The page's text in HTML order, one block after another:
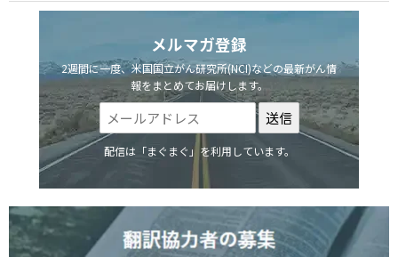
メルマガ登録
2週間に一度、米国国立がん研究所(NCI)などの最新がん情
報をまとめてお届けします。
配信は「まぐまぐ」を利用しています。